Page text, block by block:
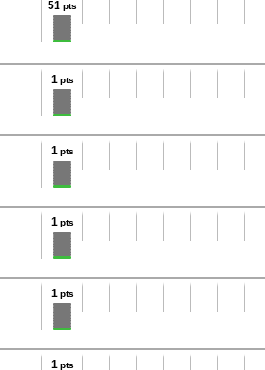
51 pts
1 pts
1 pts
1 pts
1 pts
1 pts